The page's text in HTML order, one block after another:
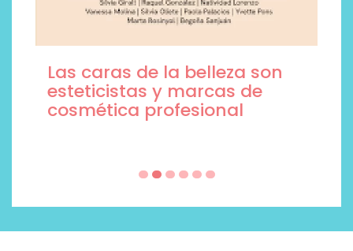
Las caras de la belleza son
esteticistas y marcas de
cosmética profesional